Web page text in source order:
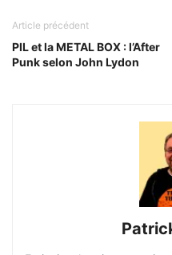
Article précédent
PIL et la METAL BOX : l’After
Punk selon John Lydon